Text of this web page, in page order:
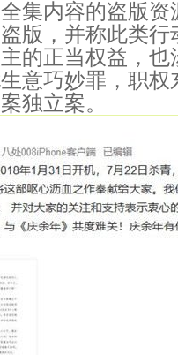
集内容的盗版
版，并称此类
的正当权益，
意巧妙罪，职
独立案。